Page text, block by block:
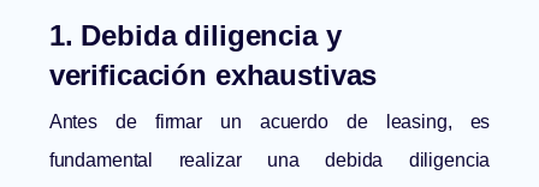
1. Debida diligencia y
verificación exhaustivas
Antes de firmar un acuerdo de leasing, es
fundamental realizar una debida diligencia